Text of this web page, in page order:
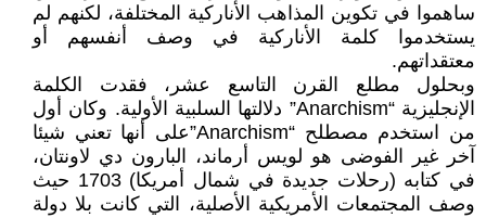
ساهموا في تكوين المذاهب الأناركية المختلفة، لكنهم لم
يستخدموا كلمة الأناركية في وصف أنفسهم أو
معتقداتهم.
وبحلول مطلع القرن التاسع عشر، فقدت الكلمة
الإنجليزية “Anarchism” دلالتها السلبية الأولية. وكان أول
من استخدم مصطلح “Anarchism”على أنها تعني شيئا
آخر غير الفوضى هو لويس أرماند، البارون دي لاونتان،
في كتابه (رحلات جديدة في شمال أمريكا) 1703 حيث
وصف المجتمعات الأمريكية الأصلية، التي كانت بلا دولة